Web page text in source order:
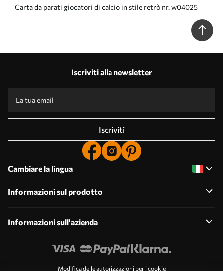
Carta da parati giocatori di calcio in stile retrò nr. w04025
Iscriviti alla newsletter
Iscriviti
Cambiare la lingua
Informazioni sul prodotto
Informazioni sull'azienda
Modifica delle autorizzazioni per i cookie